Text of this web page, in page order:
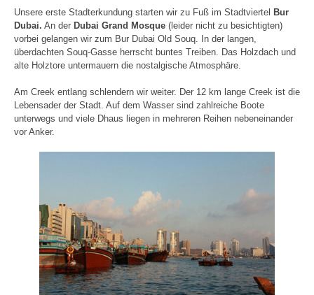
Unsere erste Stadterkundung starten wir zu Fuß im Stadtviertel Bur
Dubai. An der Dubai Grand Mosque (leider nicht zu besichtigten)
vorbei gelangen wir zum Bur Dubai Old Souq. In der langen,
überdachten Souq-Gasse herrscht buntes Treiben. Das Holzdach und
alte Holztore untermauern die nostalgische Atmosphäre.
Am Creek entlang schlendern wir weiter. Der 12 km lange Creek ist die
Lebensader der Stadt. Auf dem Wasser sind zahlreiche Boote
unterwegs und viele Dhaus liegen in mehreren Reihen nebeneinander
vor Anker.